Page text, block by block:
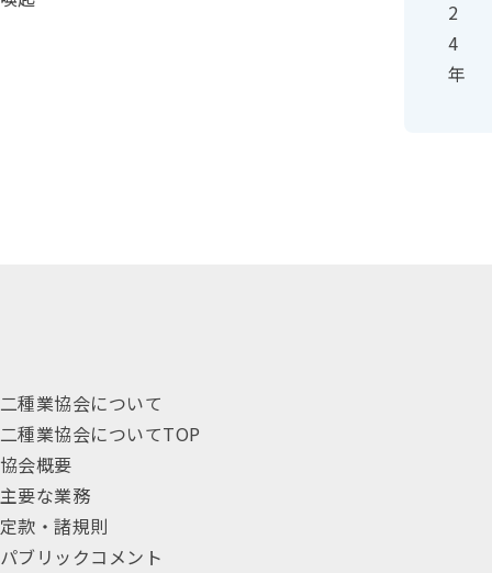
2
4
年
二種業協会について
二種業協会についてTOP
協会概要
主要な業務
定款・諸規則
パブリックコメント